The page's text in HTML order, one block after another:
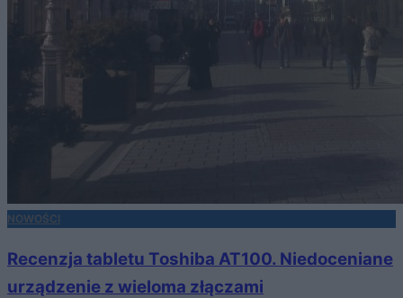
NOWOŚCI
Recenzja tabletu Toshiba AT100. Niedoceniane
urządzenie z wieloma złączami